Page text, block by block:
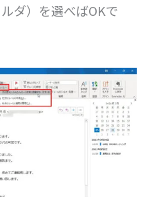
ダ）を選べばOKで